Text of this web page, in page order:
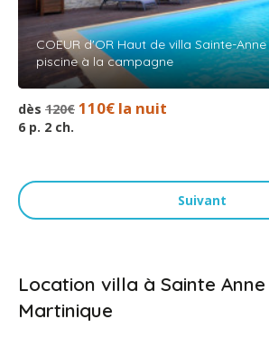
COEUR d'OR Haut de villa Sainte-
piscine à la campagne
dès 120€ 110€ la nuit
6 p. 2 ch.
Suivant
Location villa à Sainte Anne
Martinique